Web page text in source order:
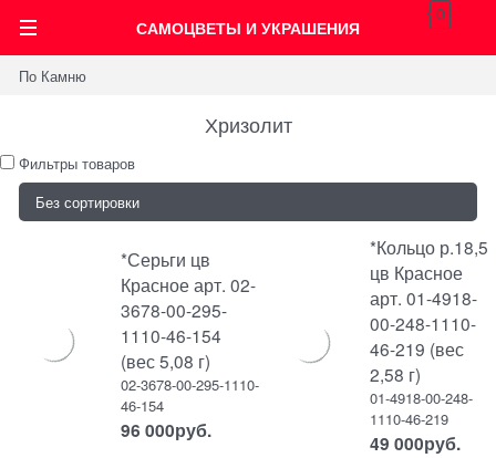
САМОЦВЕТЫ И УКРАШЕНИЯ
0
По Камню
Хризолит
Фильтры товаров
*Серьги цв
Красное арт. 02-
3678-00-295-
1110-46-154
(вес 5,08 г)
02-3678-00-295-1110-
46-154
96 000руб.
*Кольцо р.18,5
цв Красное
арт. 01-4918-
00-248-1110-
46-219 (вес
2,58 г)
01-4918-00-248-
1110-46-219
49 000руб.